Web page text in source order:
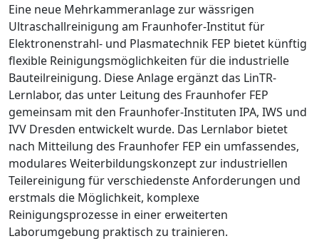
Eine neue Mehrkammeranlage zur wässrigen
Ultraschallreinigung am Fraunhofer-Institut für
Elektronenstrahl- und Plasmatechnik FEP bietet künftig
flexible Reinigungsmöglichkeiten für die industrielle
Bauteilreinigung. Diese Anlage ergänzt das LinTR-
Lernlabor, das unter Leitung des Fraunhofer FEP
gemeinsam mit den Fraunhofer-Instituten IPA, IWS und
IVV Dresden entwickelt wurde. Das Lernlabor bietet
nach Mitteilung des Fraunhofer FEP ein umfassendes,
modulares Weiterbildungskonzept zur industriellen
Teilereinigung für verschiedenste Anforderungen und
erstmals die Möglichkeit, komplexe
Reinigungsprozesse in einer erweiterten
Laborumgebung praktisch zu trainieren.